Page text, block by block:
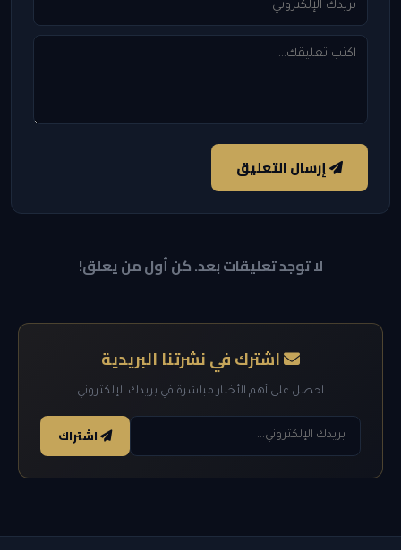
إرسال التعليق
لا توجد تعليقات بعد. كن أول من يعلق!
اشترك في نشرتنا البريدية
احصل على أهم الأخبار مباشرة في بريدك الإلكتروني
اشتراك